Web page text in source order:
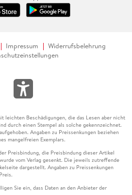
Impressum
Widerrufsbelehrung
leichten Beschädigungen, die das Lesen aber nicht
durch einen Stempel als solche gekennzeichnet.
Angaben zu Preissenkungen beziehen
mangelfreien Exemplars.
Preisbindung, die Preisbindung dieser Artikel
vom Verlag gesenkt. Die jeweils zutreffende
dargestellt. Angaben zu Preissenkungen
Sie ein, dass Daten an den Anbieter der